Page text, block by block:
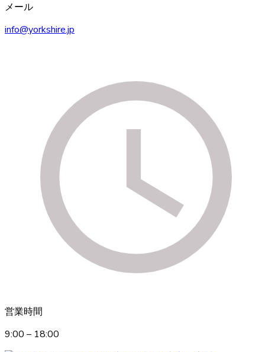
メール
info@yorkshire.jp
営業時間
9:00 – 18:00